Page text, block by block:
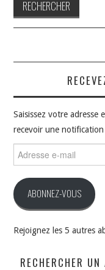
Saisissez votre adresse
recevoir une
e-
ABONNEZ-VOUS
Rejoignez les 5 autres
RECHERCHER